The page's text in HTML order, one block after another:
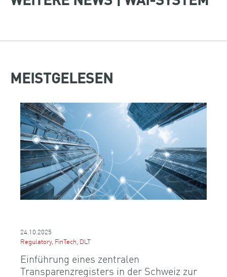
MEISTGELESEN
24.10.2025
Regulatory, FinTech, DLT
Einführung eines zentralen
Transparenzregisters in der Schweiz zur